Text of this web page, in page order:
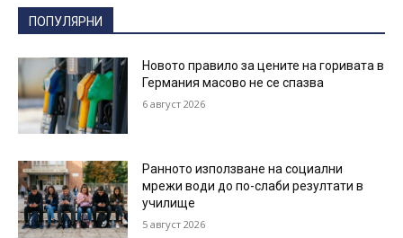
ПОПУЛЯРНИ
Новото правило за цените на горивата в
Германия масово не се спазва
6 август 2026
Ранното използване на социални
мрежи води до по-слаби резултати в
училище
5 август 2026